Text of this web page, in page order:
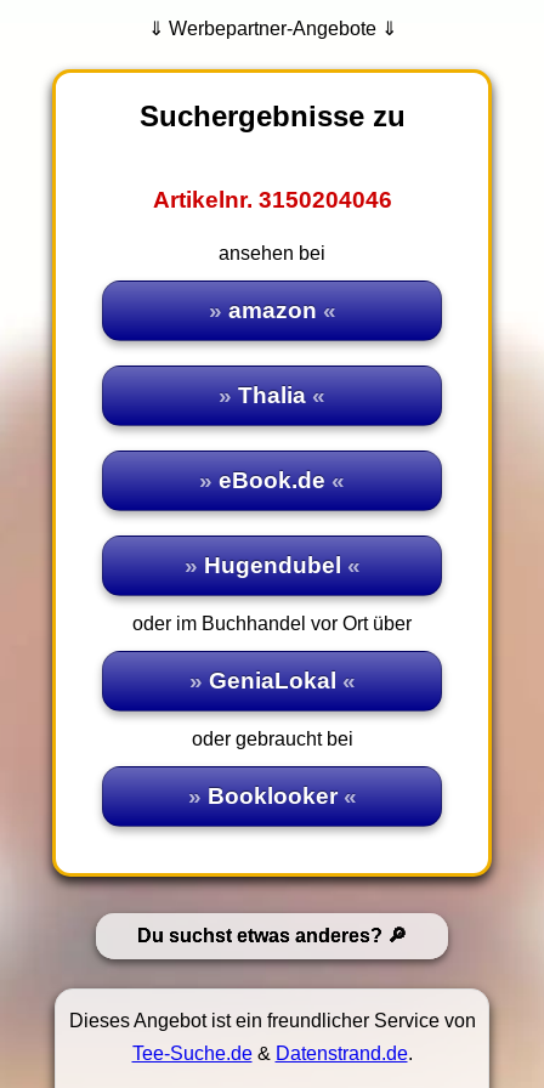
⇓ Werbepartner-Angebote ⇓
Suchergebnisse zu
Artikelnr. 3150204046
ansehen bei
amazon
Thalia
eBook.de
Hugendubel
oder im Buchhandel vor Ort über
GeniaLokal
oder gebraucht bei
Booklooker
Du suchst etwas anderes?
Dieses Angebot ist ein freundlicher Service von
Tee-Suche.de& Datenstrand.de.